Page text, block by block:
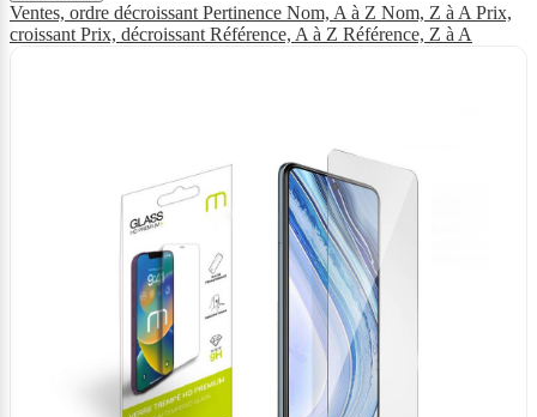
Ventes, ordre décroissant Pertinence Nom, A à Z Nom, Z à A Prix,
croissant Prix, décroissant Référence, A à Z Référence, Z à A